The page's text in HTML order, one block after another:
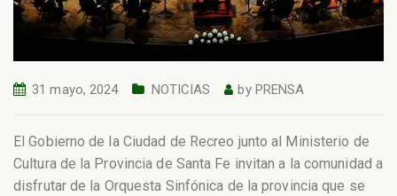
31 mayo, 2024 NOTICIAS by PRENSA
El Gobierno de la Ciudad de Recreo junto al Ministerio de
Cultura de la Provincia de Santa Fe invitan a la comunidad a
disfrutar de la Orquesta Sinfónica de la provincia que se